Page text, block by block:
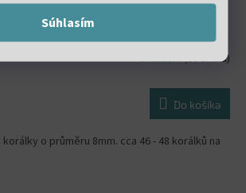
Súhlasím
8mm šňůra (46 - 48 korálků)
Skladem(10 šňůra)
Do košíka
o průměru 8mm. cca 46 - 48 korálků na